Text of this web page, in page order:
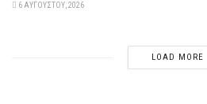
6 ΑΥΓΟΎΣΤΟΥ, 2026
LOAD MORE